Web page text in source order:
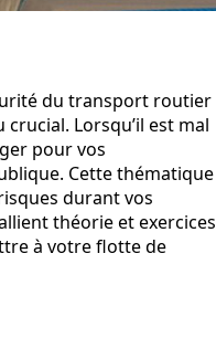
du transport routier
Lorsqu’il est mal
pour vos
Cette thématique
durant vos
théorie et exercices
à votre flotte de